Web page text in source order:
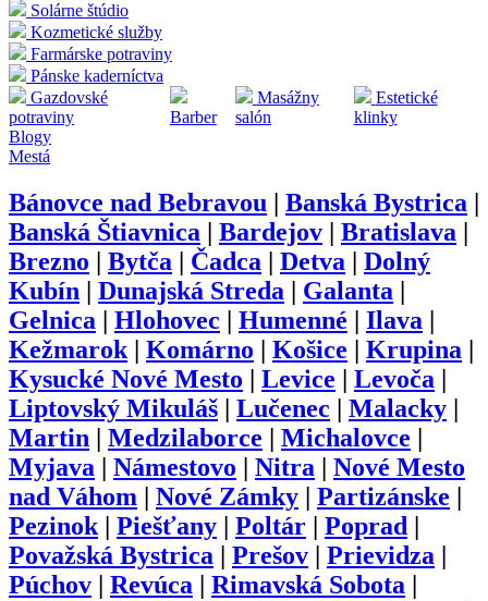
Solárne štúdio
Kozmetické služby
Farmárske potraviny
Pánske kaderníctva
Gazdovské
potraviny
Barber
Masážny
salón
Estetické
klinky
Blogy
Mestá
Bánovce nad Bebravou Banská Bystrica
Banská Štiavnica
Bardejov Bratislava
Brezno
Bytča Čadca Detva
Dolný
Kubín
Dunajská Streda Galanta
Gelnica
Hlohovec Humenné Ilava
Kežmarok| Komárno Košice Krupina
Kysucké Nové Mesto
Levice Levoča
Liptovský Mikuláš
Lučenec Malacky
Martin
Medzilaborce Michalovce
Myjava
Námestovo Nitra
Nové Mesto
nad Váhom
Nové Zámky Partizánske
Pezinok| Piešťany Poltár Poprad
Považská Bystrica
Prešov Prievidza
Púchov
Revúca Rimavská Sobota